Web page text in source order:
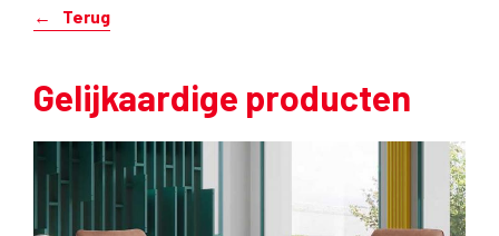
Terug
Gelijkaardige producten